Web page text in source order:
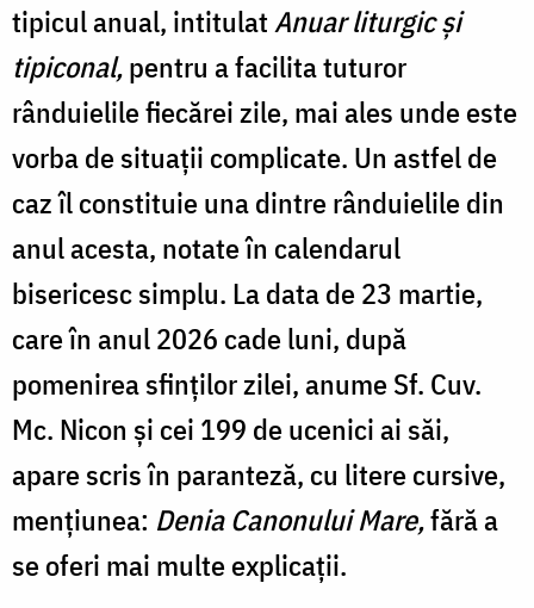
tipicul anual, intitulatAnuar liturgic și
tipiconal,pentru a facilita tuturor
rânduielile fiecărei zile, mai ales unde este
vorba de situații complicate. Un astfel de
caz îl constituie una dintre rânduielile din
anul acesta, notate în calendarul
bisericesc simplu. La data de 23 martie,
care în anul 2026 cade luni, după
pomenirea sfinților zilei, anume Sf. Cuv.
Mc. Nicon și cei 199 de ucenici ai săi,
apare scris în paranteză, cu litere cursive,
mențiunea: Denia Canonului Mare,fără a
se oferi mai multe explicații.